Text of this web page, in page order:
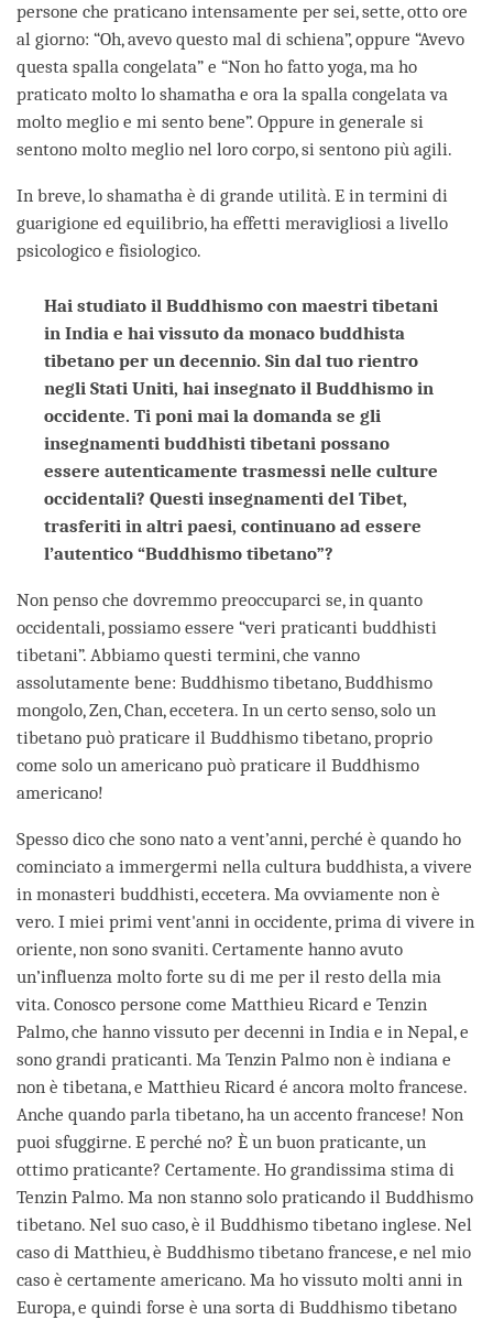
persone che praticano intensamente per sei, sette, otto ore
al giorno: “Oh, avevo questo mal di schiena”, oppure “Avevo
questa spalla congelata” e “Non ho fatto yoga, ma ho
praticato molto lo shamatha e ora la spalla congelata va
molto meglio e mi sento bene”. Oppure in generale si
sentono molto meglio nel loro corpo, si sentono più agili.
In breve, lo shamatha è di grande utilità. E in termini di
guarigione ed equilibrio, ha effetti meravigliosi a livello
psicologico e fisiologico.
Hai studiato il Buddhismo con maestri tibetani
in India e hai vissuto da monaco buddhista
tibetano per un decennio. Sin dal tuo rientro
negli Stati Uniti, hai insegnato il Buddhismo in
occidente. Ti poni mai la domanda se gli
insegnamenti buddhisti tibetani possano
essere autenticamente trasmessi nelle culture
occidentali? Questi insegnamenti del Tibet,
trasferiti in altri paesi, continuano ad essere
l’autentico “Buddhismo tibetano”?
Non penso che dovremmo preoccuparci se, in quanto
occidentali, possiamo essere “veri praticanti buddhisti
tibetani”. Abbiamo questi termini, che vanno
assolutamente bene: Buddhismo tibetano, Buddhismo
mongolo, Zen, Chan, eccetera. In un certo senso, solo un
tibetano può praticare il Buddhismo tibetano, proprio
come solo un americano può praticare il Buddhismo
americano!
Spesso dico che sono nato a vent’anni, perché è quando ho
cominciato a immergermi nella cultura buddhista, a vivere
in monasteri buddhisti, eccetera. Ma ovviamente non è
vero. I miei primi vent'anni in occidente, prima di vivere in
oriente, non sono svaniti. Certamente hanno avuto
un’influenza molto forte su di me per il resto della mia
vita. Conosco persone come Matthieu Ricard e Tenzin
Palmo, che hanno vissuto per decenni in India e in Nepal, e
sono grandi praticanti. Ma Tenzin Palmo non è indiana e
non è tibetana, e Matthieu Ricard é ancora molto francese.
Anche quando parla tibetano, ha un accento francese! Non
puoi sfuggirne. E perché no? È un buon praticante, un
ottimo praticante? Certamente. Ho grandissima stima di
Tenzin Palmo. Ma non stanno solo praticando il Buddhismo
tibetano. Nel suo caso, è il Buddhismo tibetano inglese. Nel
caso di Matthieu, è Buddhismo tibetano francese, e nel mio
caso è certamente americano. Ma ho vissuto molti anni in
Europa, e quindi forse è una sorta di Buddhismo tibetano